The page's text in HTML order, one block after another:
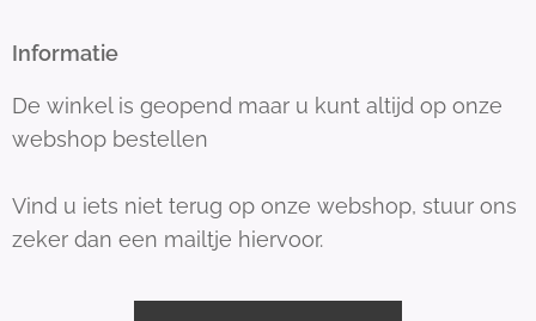
Informatie
De winkel is geopend maar u kunt altijd op onze
webshop bestellen
Vind u iets niet terug op onze webshop, stuur ons
zeker dan een mailtje hiervoor.